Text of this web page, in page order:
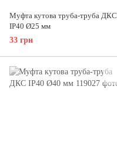
Муфта кутова труба-труба ДКС
IP40 Ø25 мм
33 грн